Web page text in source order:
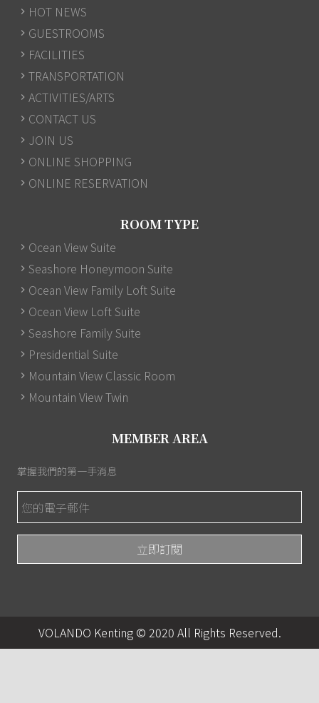
HOT NEWS
GUESTROOMS
FACILITIES
TRANSPORTATION
ACTIVITIES/ARTS
CONTACT US
JOIN US
ONLINE SHOPPING
ONLINE RESERVATION
ROOM TYPE
Ocean View Suite
Seashore Honeymoon Suite
Ocean View Family Loft Suite
Ocean View Loft Suite
Seashore Family Suite
Presidential Suite
Mountain View Classic Room
Mountain View Twin
MEMBER AREA
掌握我們的第一手消息
VOLANDO Kenting © 2020 All Rights Reserved.